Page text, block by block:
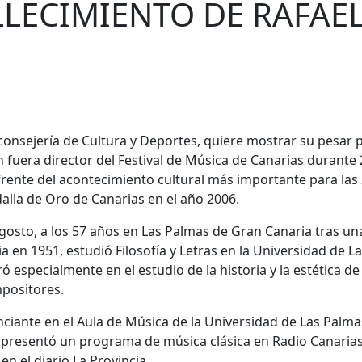
DE
de Cultura y Deportes, quiere mostrar su pesar
director del Festival de Música de Canarias durante
del acontecimiento cultural más importante para las
de Oro de Canarias en el año 2006.
a los 57 años en Las Palmas de Gran Canaria tras
1951, estudió Filosofía y Letras en la Universidad de La
especialmente en el estudio de la historia y la estética de
en el Aula de Música de la Universidad de Las
un programa de música clásica en Radio